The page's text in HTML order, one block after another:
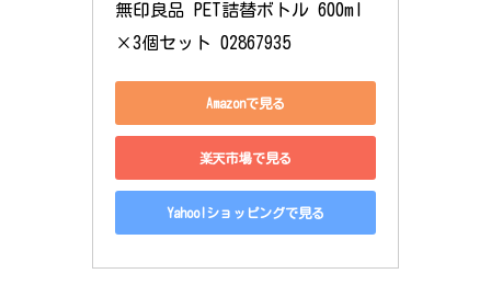
無印良品 PET詰替ボトル 600ml
×3個セット 02867935
Amazonで見る
楽天市場で見る
Yahoo!ショッピングで見る